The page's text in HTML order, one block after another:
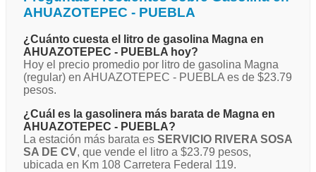
AHUAZOTEPEC - PUEBLA
¿Cuánto cuesta el litro de gasolina Magna en
AHUAZOTEPEC - PUEBLA hoy?
Hoy el precio promedio por litro de gasolina Magna
(regular) en AHUAZOTEPEC - PUEBLA es de $23.79
pesos.
¿Cuál es la gasolinera más barata de Magna en
AHUAZOTEPEC - PUEBLA?
La estación más barata es SERVICIO RIVERA SOSA
SA DE CV, que vende el litro a $23.79 pesos,
ubicada en Km 108 Carretera Federal 119.